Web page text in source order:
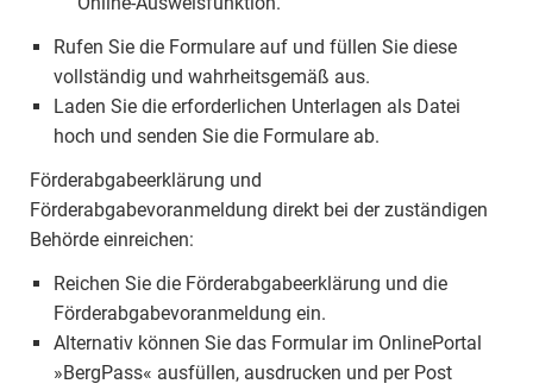
Rufen Sie die Formulare auf und füllen Sie diese
vollständig und wahrheitsgemäß aus.
Laden Sie die erforderlichen Unterlagen als Datei
hoch und senden Sie die Formulare ab.
Förderabgabeerklärung und
Förderabgabevoranmeldung direkt bei der zuständigen
Behörde einreichen:
Reichen Sie die Förderabgabeerklärung und die
Förderabgabevoranmeldung ein.
Alternativ können Sie das Formular im OnlinePortal
»BergPass« ausfüllen, ausdrucken und per Post